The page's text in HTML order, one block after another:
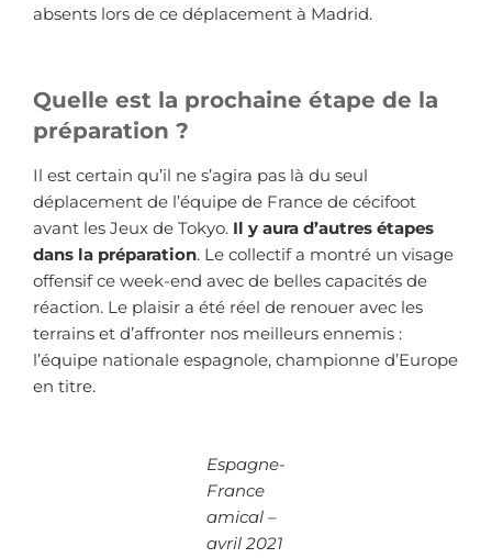
absents lors de ce déplacement à Madrid.
Quelle est la prochaine étape de la
préparation ?
Il est certain qu’il ne s’agira pas là du seul
déplacement de l’équipe de France de cécifoot
avant les Jeux de Tokyo. Il y aura d’autres étapes
dans la préparation. Le collectif a montré un visage
offensif ce week-end avec de belles capacités de
réaction. Le plaisir a été réel de renouer avec les
terrains et d’affronter nos meilleurs ennemis :
l’équipe nationale espagnole, championne d’Europe
en titre.
Espagne-
France
amical –
avril 2021